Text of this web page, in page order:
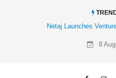
Netaj Launches
8